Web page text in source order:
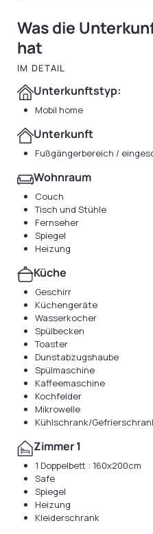
Was die
hat
IM DETAIL
Unterkunftstyp:
Mobil home
Unterkunft
Fußgängerbereich /
Wohnraum
Couch
Tisch und Stühle
Fernseher
Spiegel
Heizung
Küche
Geschirr
Küchengeräte
Wasserkocher
Spülbecken
Toaster
Dunstabzugshaube
Spülmaschine
Kaffeemaschine
Kochfelder
Mikrowelle
Kühlschrank/
Zimmer 1
1 Doppelbett : 160x200cm
Safe
Spiegel
Heizung
Kleiderschrank